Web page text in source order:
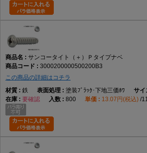
サンコータイト（＋）Ｐタイプナベ
3000200000500200B3
この商品の詳細はコチラ
鉄
塗装ﾌﾞﾗｯｸ･下地三価ﾎﾜ
要確認
800 13.07円(税込)